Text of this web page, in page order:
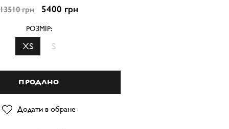
13510 грн 5400 грн
РОЗМІР:
XS S
ПРОДАНО
Додати в обране